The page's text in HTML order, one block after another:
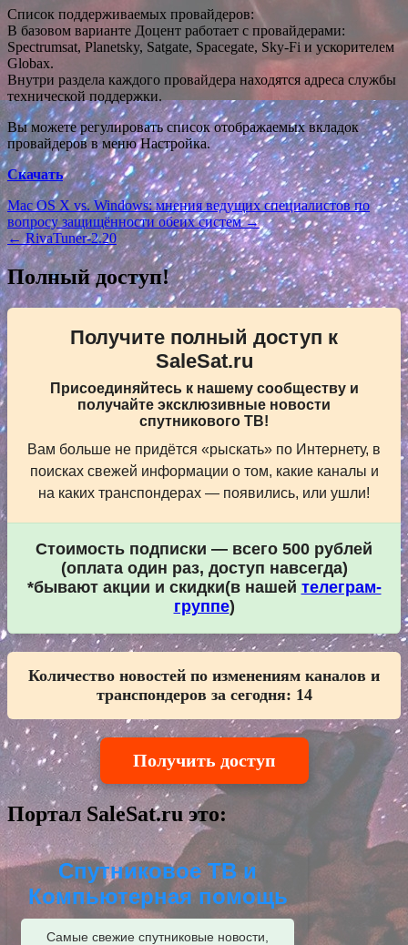
Список поддерживаемых провайдеров:
В базовом варианте Доцент работает с провайдерами:
Spectrumsat, Planetsky, Satgate, Spacegate, Sky-Fi и ускорителем
Globax.
Внутри раздела каждого провайдера находятся адреса службы
технической поддержки.
Вы можете регулировать список отображаемых вкладок
провайдеров в меню Настройка.
Скачать
Навигация
по
записям
Mac OS X vs. Windows: мнения ведущих специалистов по
вопросу защищённости обеих систем →
← RivaTuner-2.20
Полный доступ!
Получите полный доступ к
SaleSat.ru
Присоединяйтесь к нашему сообществу и
получайте эксклюзивные новости
спутникового ТВ!
Вам больше не придётся «рыскать» по Интернету, в
поисках свежей информации о том, какие каналы и
на каких транспондерах — появились, или ушли!
Стоимость подписки — всего 500 рублей
(оплата один раз, доступ навсегда)
*бывают акции и скидки(в нашей телеграм-
группе)
Количество новостей по изменениям каналов и
транспондеров за сегодня: 14
Получить доступ
Портал SaleSat.ru это:
Спутниковое ТВ и
Компьютерная помощь
Самые свежие спутниковые новости,